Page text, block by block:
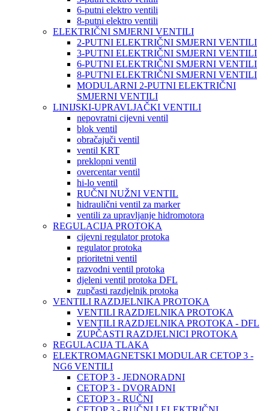
6-putni elektro ventili
8-putni elektro ventili
ELEKTRIČNI SMJERNI VENTILI
2-PUTNI ELEKTRIČNI SMJERNI VENTILI
3-PUTNI ELEKTRIČNI SMJERNI VENTILI
6-PUTNI ELEKTRIČNI SMJERNI VENTILI
8-PUTNI ELEKTRIČNI SMJERNI VENTILI
MODULARNI 2-PUTNI ELEKTRIČNI
SMJERNI VENTILI
LINIJSKI-UPRAVLJAČKI VENTILI
nepovratni cijevni ventil
blok ventil
obračajuči ventil
ventil KRT
preklopni ventil
overcentar ventil
hi-lo ventil
RUČNI NUŽNI VENTIL
hidraulični ventil za marker
ventili za upravljanje hidromotora
REGULACIJA PROTOKA
cijevni regulator protoka
regulator protoka
prioritetni ventil
razvodni ventil protoka
djeleni ventil protoka DFL
zupčasti razdjelnik protoka
VENTILI RAZDJELNIKA PROTOKA
VENTILI RAZDJELNIKA PROTOKA
VENTILI RAZDJELNIKA PROTOKA - DFL
ZUPČASTI RAZDJELNICI PROTOKA
REGULACIJA TLAKA
ELEKTROMAGNETSKI MODULAR CETOP 3 -
NG6 VENTILI
CETOP 3 - JEDNORADNI
CETOP 3 - DVORADNI
CETOP 3 - RUČNI